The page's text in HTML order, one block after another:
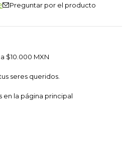
Preguntar por el producto
$10.000 MXN
seres queridos.
en la página principal